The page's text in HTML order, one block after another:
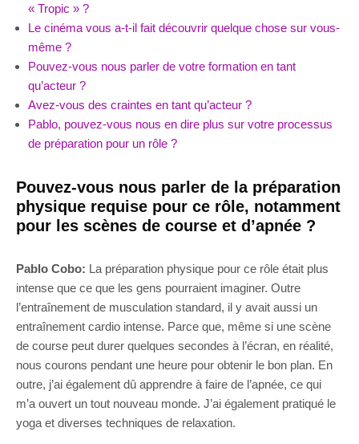
« Tropic » ?
Le cinéma vous a-t-il fait découvrir quelque chose sur vous-
même ?
Pouvez-vous nous parler de votre formation en tant
qu’acteur ?
Avez-vous des craintes en tant qu’acteur ?
Pablo, pouvez-vous nous en dire plus sur votre processus
de préparation pour un rôle ?
Pouvez-vous nous parler de la préparation
physique requise pour ce rôle, notamment
pour les scènes de course et d’apnée ?
Pablo Cobo: La préparation physique pour ce rôle était plus
intense que ce que les gens pourraient imaginer. Outre
l’entraînement de musculation standard, il y avait aussi un
entraînement cardio intense. Parce que, même si une scène
de course peut durer quelques secondes à l’écran, en réalité,
nous courons pendant une heure pour obtenir le bon plan. En
outre, j’ai également dû apprendre à faire de l’apnée, ce qui
m’a ouvert un tout nouveau monde. J’ai également pratiqué le
yoga et diverses techniques de relaxation.